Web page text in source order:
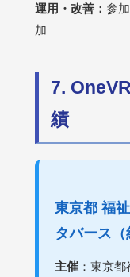
運用・改善： 参
加
7.
績
東京都 福
タバース（
主催 ：東京